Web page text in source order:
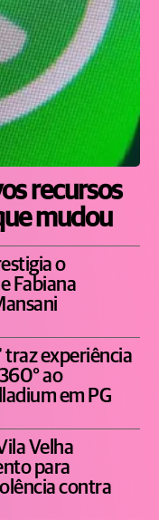
recursos
mudou
o
Fabiana
traz experiência
ao
em PG
Velha
para
contra